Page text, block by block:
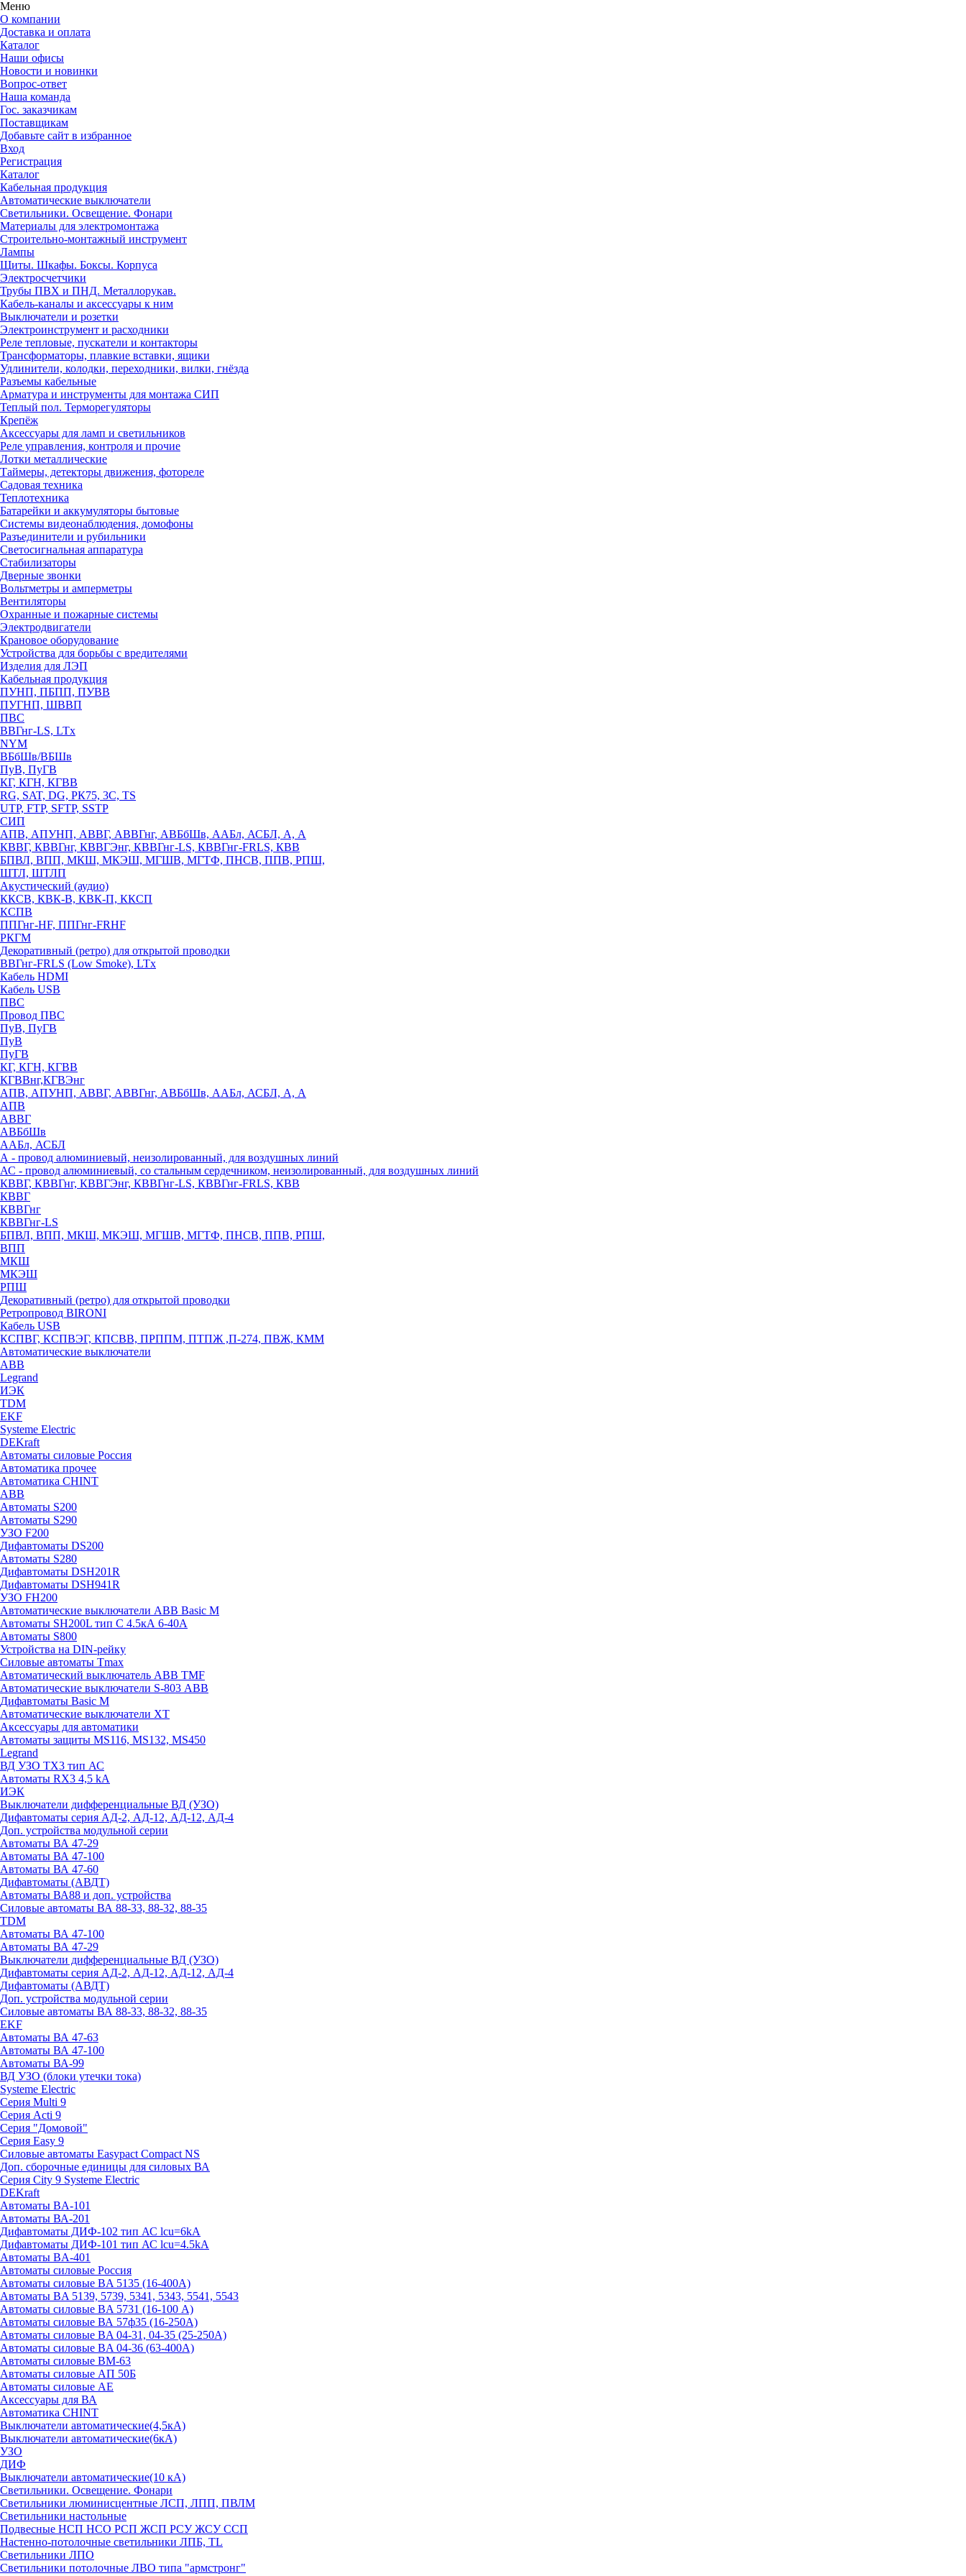
Меню
О компании
Доставка и оплата
Каталог
Наши офисы
Новости и новинки
Вопрос-ответ
Наша команда
Гос. заказчикам
Поставщикам
Добавьте сайт в избранное
Вход
Регистрация
Каталог
Кабельная продукция
Автоматические выключатели
Светильники. Освещение. Фонари
Материалы для электромонтажа
Строительно-монтажный инструмент
Лампы
Щиты. Шкафы. Боксы. Корпуса
Электросчетчики
Трубы ПВХ и ПНД. Металлорукав.
Кабель-каналы и аксессуары к ним
Выключатели и розетки
Электроинструмент и расходники
Реле тепловые, пускатели и контакторы
Трансформаторы, плавкие вставки, ящики
Удлинители, колодки, переходники, вилки, гнёзда
Разъемы кабельные
Арматура и инструменты для монтажа СИП
Теплый пол. Терморегуляторы
Крепёж
Аксессуары для ламп и светильников
Реле управления, контроля и прочие
Лотки металлические
Таймеры, детекторы движения, фотореле
Садовая техника
Теплотехника
Батарейки и аккумуляторы бытовые
Системы видеонаблюдения, домофоны
Разъединители и рубильники
Светосигнальная аппаратура
Стабилизаторы
Дверные звонки
Вольтметры и амперметры
Вентиляторы
Охранные и пожарные системы
Электродвигатели
Крановое оборудование
Устройства для борьбы с вредителями
Изделия для ЛЭП
Кабельная продукция
ПУНП, ПБПП, ПУВВ
ПУГНП, ШВВП
ПВС
ВВГнг-LS, LTx
NYM
ВБбШв/ВБШв
ПуВ, ПуГВ
КГ, КГН, КГВВ
RG, SAT, DG, РК75, 3С, TS
UTP, FTP, SFTP, SSTP
СИП
АПВ, АПУНП, АВВГ, АВВГнг, АВБбШв, ААБл, АСБЛ, А, А
КВВГ, КВВГнг, КВВГЭнг, КВВГнг-LS, КВВГнг-FRLS, КВВ
БПВЛ, ВПП, МКШ, МКЭШ, МГШВ, МГТФ, ПНСВ, ППВ, РПШ,
ШТЛ, ШТЛП
Акустический (аудио)
ККСВ, КВК-В, КВК-П, ККСП
КСПВ
ППГнг-HF, ППГнг-FRHF
РКГМ
Декоративный (ретро) для открытой проводки
ВВГнг-FRLS (Low Smoke), LTx
Кабель HDMI
Кабель USB
ПВС
Провод ПВС
ПуВ, ПуГВ
ПуВ
ПуГВ
КГ, КГН, КГВВ
КГВВнг,КГВЭнг
АПВ, АПУНП, АВВГ, АВВГнг, АВБбШв, ААБл, АСБЛ, А, А
АПВ
АВВГ
АВБбШв
ААБл, АСБЛ
А - провод алюминиевый, неизолированный, для воздушных линий
АС - провод алюминиевый, со стальным сердечником, неизолированный, для воздушных линий
КВВГ, КВВГнг, КВВГЭнг, КВВГнг-LS, КВВГнг-FRLS, КВВ
КВВГ
КВВГнг
КВВГнг-LS
БПВЛ, ВПП, МКШ, МКЭШ, МГШВ, МГТФ, ПНСВ, ППВ, РПШ,
ВПП
МКШ
МКЭШ
РПШ
Декоративный (ретро) для открытой проводки
Ретропровод BIRONI
Кабель USB
КСПВГ, КСПВЭГ, КПСВВ, ПРППМ, ПТПЖ ,П-274, ПВЖ, КММ
Автоматические выключатели
ABB
Legrand
ИЭК
TDM
EKF
Systeme Electric
DEKraft
Автоматы силовые Россия
Автоматика прочее
Автоматика CHINT
ABB
Автоматы S200
Автоматы S290
УЗО F200
Дифавтоматы DS200
Автоматы S280
Дифавтоматы DSH201R
Дифавтоматы DSH941R
УЗО FH200
Автоматические выключатели ABB Basic M
Автоматы SH200L тип С 4.5кА 6-40А
Автоматы S800
Устройства на DIN-рейку
Силовые автоматы Tmax
Автоматический выключатель ABB TMF
Автоматические выключатели S-803 АВВ
Дифавтоматы Basic M
Автоматические выключатели XT
Аксессуары для автоматики
Автоматы защиты MS116, MS132, MS450
Legrand
ВД УЗО TX3 тип АС
Автоматы RX3 4,5 kA
ИЭК
Выключатели дифференциальные ВД (УЗО)
Дифавтоматы серия АД-2, АД-12, АД-12, АД-4
Доп. устройства модульной серии
Автоматы ВА 47-29
Автоматы ВА 47-100
Автоматы ВА 47-60
Дифавтоматы (АВДТ)
Автоматы ВА88 и доп. устройства
Силовые автоматы ВА 88-33, 88-32, 88-35
TDM
Автоматы ВА 47-100
Автоматы ВА 47-29
Выключатели дифференциальные ВД (УЗО)
Дифавтоматы серия АД-2, АД-12, АД-12, АД-4
Дифавтоматы (АВДТ)
Доп. устройства модульной серии
Силовые автоматы ВА 88-33, 88-32, 88-35
EKF
Автоматы ВА 47-63
Автоматы ВА 47-100
Автоматы ВА-99
ВД УЗО (блоки утечки тока)
Systeme Electric
Серия Multi 9
Серия Acti 9
Серия "Домовой"
Серия Easy 9
Силовые автоматы Easypact Compact NS
Доп. сборочные единицы для силовых ВА
Серия City 9 Systeme Electric
DEKraft
Автоматы BA-101
Автоматы ВА-201
Дифавтоматы ДИФ-102 тип АС lcu=6kA
Дифавтоматы ДИФ-101 тип АС lcu=4.5kA
Автоматы BA-401
Автоматы силовые Россия
Автоматы силовые BA 5135 (16-400А)
Автоматы BA 5139, 5739, 5341, 5343, 5541, 5543
Автоматы силовые BA 5731 (16-100 А)
Автоматы силовые ВА 57ф35 (16-250А)
Автоматы силовые BA 04-31, 04-35 (25-250А)
Автоматы силовые BA 04-36 (63-400А)
Автоматы силовые ВМ-63
Автоматы силовые АП 50Б
Автоматы силовые АЕ
Аксессуары для ВА
Автоматика CHINT
Выключатели автоматические(4,5кА)
Выключатели автоматические(6кА)
УЗО
ДИФ
Выключатели автоматические(10 кА)
Светильники. Освещение. Фонари
Светильники люминисцентные ЛСП, ЛПП, ПВЛМ
Светильники настольные
Подвесные НСП НСО РСП ЖСП РСУ ЖСУ ССП
Настенно-потолочные светильники ЛПБ, TL
Светильники ЛПО
Светильники потолочные ЛВО типа "армстронг"